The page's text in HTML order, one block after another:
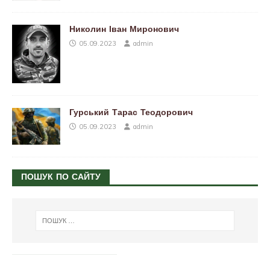
Николин Іван Миронович
05.09.2023 admin
Гурський Тарас Теодорович
05.09.2023 admin
ПОШУК ПО САЙТУ